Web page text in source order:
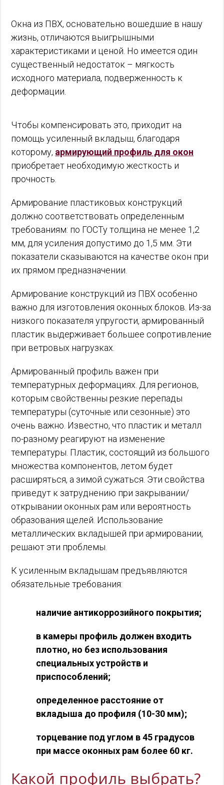
Окна из ПВХ, основательно вошедшие в нашу
жизнь, отличаются выигрышными
характеристиками и ценой. Но имеется один
существенный недостаток – мягкость
исходного материала, подверженность к
деформации.
Чтобы компенсировать это, приходит на
помощь усиленный вкладыш, благодаря
которому, армирующий профиль для окон
приобретает необходимую жесткость и
прочность.
Армирование пластиковых конструкций
должно соответствовать определенным
требованиям: по ГОСТу толщина не менее 1,2
мм, для усиления допустимо до 1,5 мм. Эти
показатели сказываются на качестве окон при
их прямом предназначении.
Армирование конструкций из ПВХ особенно
важно для изготовления оконных блоков. Из-за
низкого показателя упругости, армированный
пластик выдерживает большее сопротивление
при ветровых нагрузках.
Армированный профиль важен при
температурных деформациях. Для регионов,
которым свойственны резкие перепады
температуры (суточные или сезонные) это
очень важно. Известно, что пластик и металл
по-разному реагируют на изменение
температуры. Пластик, состоящий из большого
множества компонентов, летом будет
расширяться, а зимой сужаться. Эти свойства
приведут к затруднению при закрывании/
открывании оконных рам или вероятность
образования щелей. Использование
металлических вкладышей при армировании,
решают эти проблемы.
К усиленным вкладышам предъявляются
обязательные требования:
наличие антикоррозийного покрытия;
в камеры профиль должен входить
плотно, но без использования
специальных устройств и
приспособлений;
определенное расстояние от
вкладыша до профиля (10-30 мм);
торцевание под углом в 45 градусов
при массе оконных рам более 60 кг.
Какой профиль выбрать?